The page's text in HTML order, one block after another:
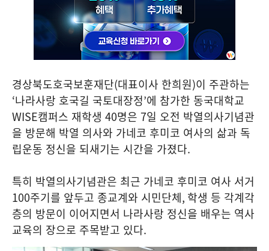
경상북도호국보훈재단(대표이사 한희원)이 주관하는
‘나라사랑 호국길 국토대장정’에 참가한 동국대학교
WISE캠퍼스 재학생 40명은 7일 오전 박열의사기념관
을 방문해 박열 의사와 가네코 후미코 여사의 삶과 독
립운동 정신을 되새기는 시간을 가졌다.
특히 박열의사기념관은 최근 가네코 후미코 여사 서거
100주기를 앞두고 종교계와 시민단체, 학생 등 각계각
층의 방문이 이어지면서 나라사랑 정신을 배우는 역사
교육의 장으로 주목받고 있다.